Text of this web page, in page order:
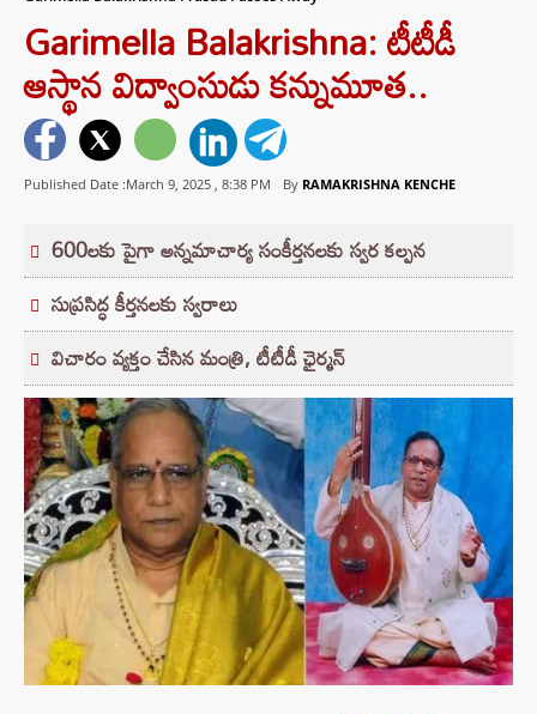
Garimella Balakrishna: టీటీడీ
ఆస్థాన విద్వాంసుడు కన్నుమూత..
Published Date :March 9, 2025 , 8:38 PM By RAMAKRISHNA KENCHE
600లకు పైగా అన్నమాచార్య సంకీర్తనలకు స్వర కల్పన
సుప్రసిద్ధ కీర్తనలకు స్వరాలు
విచారం వ్యక్తం చేసిన మంత్రి, టీటీడీ ఛైర్మన్